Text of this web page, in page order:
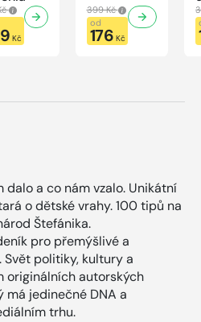
Kč
399 Kč
od
176 Kč
dalo a co nám vzalo. Unikátní
o dětské vrahy. 100 tipů na
Štefánika.
pro přemýšlivé a
politiky, kultury a
originálních autorských
má jedinečné DNA a
trhu.